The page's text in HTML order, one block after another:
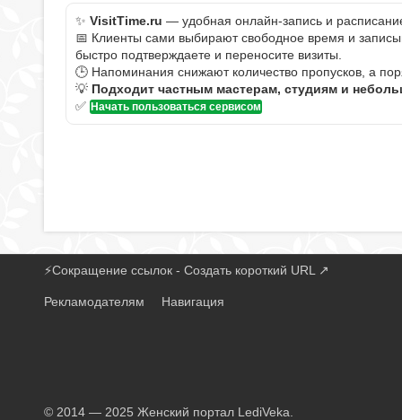
✨ VisitTime.ru — удобная онлайн-запись и
📅 Клиенты сами выбирают свободное время и
быстро подтверждаете и переносите визиты.
🕒 Напоминания снижают количество пропусков, а
💡 Подходит частным мастерам, студиям и
✅ Начать пользоваться сервисом
⚡Сокращение ссылок - Создать короткий URL ↗
Рекламодателям Навигация
© 2014 — 2025 Женский портал LediVeka.